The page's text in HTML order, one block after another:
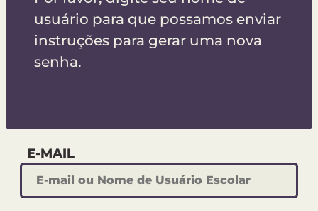
IDIOMA
APRENDER XADREZ
usuário para que possamos enviar
instruções para gerar uma nova
senha.
E-MAIL